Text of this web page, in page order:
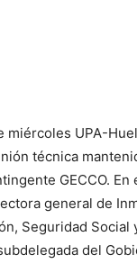
miércoles UPA-
técnica
GECCO. En
general de
Seguridad Social
del